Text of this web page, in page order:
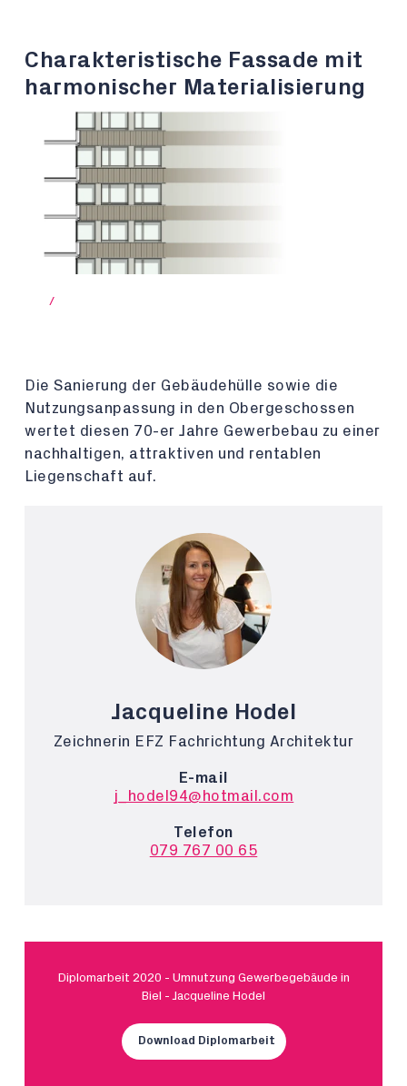
Charakteristische Fassade mit
harmonischer Materialisierung
/
Die Sanierung der Gebäudehülle sowie die
Nutzungsanpassung in den Obergeschossen
wertet diesen 70-er Jahre Gewerbebau zu einer
nachhaltigen, attraktiven und rentablen
Liegenschaft auf.
Jacqueline Hodel
Zeichnerin EFZ Fachrichtung Architektur
E-mail
j_hodel94@hotmail.com
Telefon
079 767 00 65
Diplomarbeit 2020 - Umnutzung Gewerbegebäude in
Biel - Jacqueline Hodel
Download Diplomarbeit